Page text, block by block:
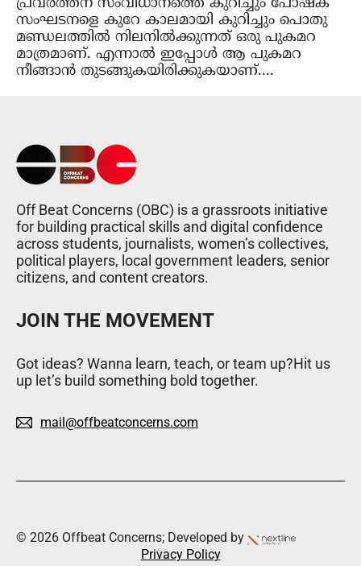
പ്രവർത്തന സംവിധാനത്തെ കുറിച്ചും പോഷക
സംഘടനളെ കുറേ കാലമായി കുറിച്ചും പൊതു
മണ്ഡലത്തിൽ നിലനിൽക്കുന്നത് ഒരു പുകമറ
മാത്രമാണ്. എന്നാൽ ഇപ്പോൾ ആ പുകമറ
നീങ്ങാൻ തുടങ്ങുകയിരിക്കുകയാണ്....
Off Beat Concerns (OBC) is a grassroots initiative
for building practical skills and digital confidence
across students, journalists, women’s collectives,
political players, local government leaders, senior
citizens, and content creators.
JOIN THE MOVEMENT
Got ideas? Wanna learn, teach, or team up?Hit us
up let’s build something bold together.
mail@offbeatconcerns.com
© 2026 Offbeat Concerns; Developed by
Privacy Policy